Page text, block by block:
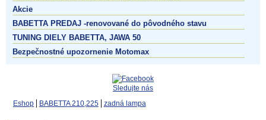
Akcie
BABETTA PREDAJ -renovované do pôvodného stavu
TUNING DIELY BABETTA, JAWA 50
Bezpečnostné upozornenie Motomax
Sledujte nás
Eshop
BABETTA 210,225 zadná lampa